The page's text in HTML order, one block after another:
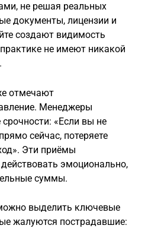
не решая реальных
документы, лицензии и
создают видимость
не имеют никакой
отмечают
Менеджеры
«Если вы не
сейчас, потеряете
Эти приёмы
эмоционально,
суммы.
выделить ключевые
жалуются пострадавшие: